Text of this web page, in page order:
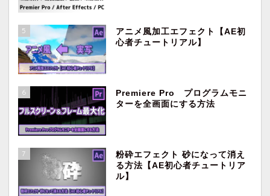
5
アニメ風加工エフェクト【AE初
心者チュートリアル】
6
Premiere Pro プログラムモニ
ターを全画面にする方法
7
粉砕エフェクト 砂になって消え
る方法【AE初心者チュートリア
ル】
映像制作・動画編集
Premiere Pro